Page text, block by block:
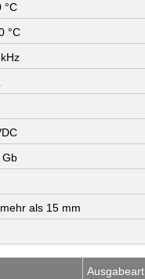
°C
°C
Gb
als 15 mm
Ausgabeart